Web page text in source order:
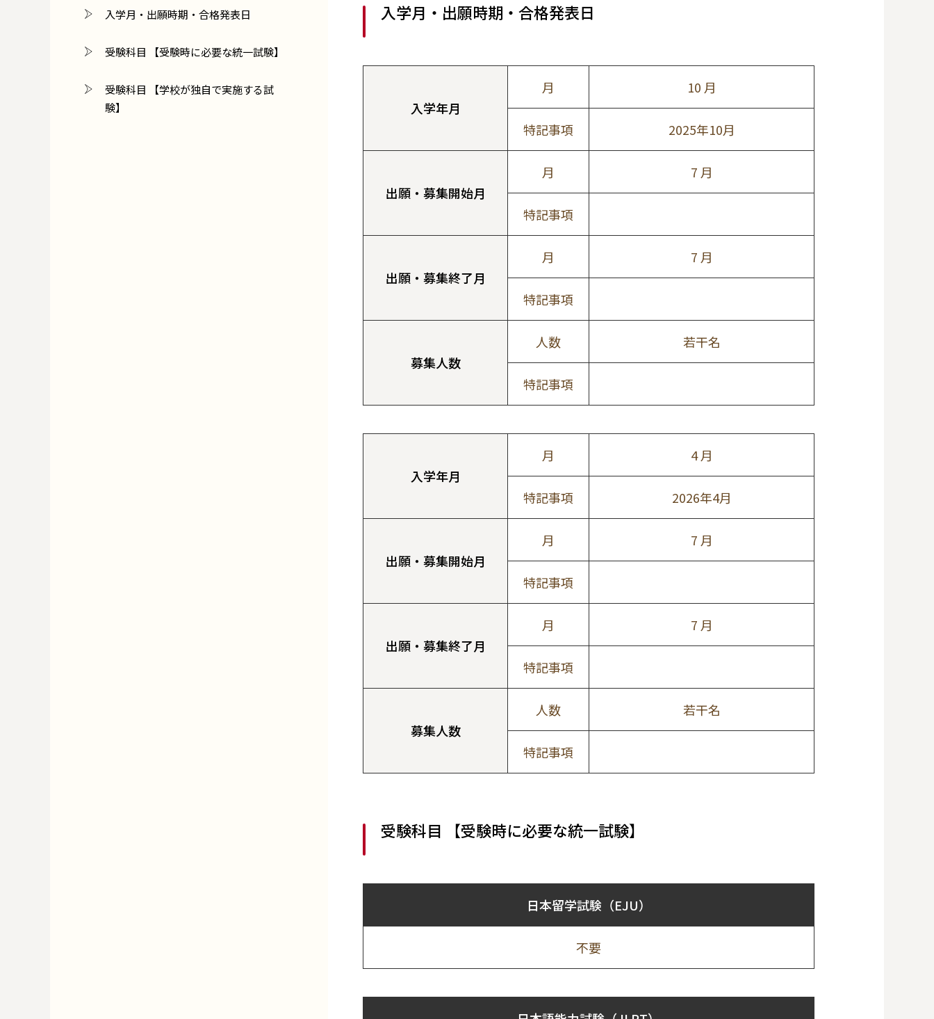
入学月・出願時期・合格発表日
受験科目 【受験時に必要な統一試験】
受験科目 【学校が独自で実施する試
験】
入学月・出願時期・合格発表日
入学年月
月 10 月
特記事項 2025年10月
出願・募集開始月
月 7 月
特記事項
出願・募集終了月
月 7 月
特記事項
募集人数
人数 若干名
特記事項
入学年月
月 4 月
特記事項 2026年4月
出願・募集開始月
月 7 月
特記事項
出願・募集終了月
月 7 月
特記事項
募集人数
人数 若干名
特記事項
受験科目 【受験時に必要な統一試験】
日本留学試験（EJU）
不要